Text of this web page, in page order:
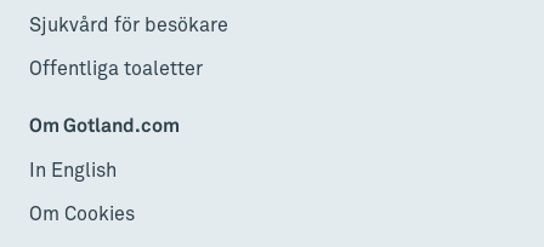
Sjukvård för besökare
Offentliga toaletter
Om Gotland.com
In English
Om Cookies